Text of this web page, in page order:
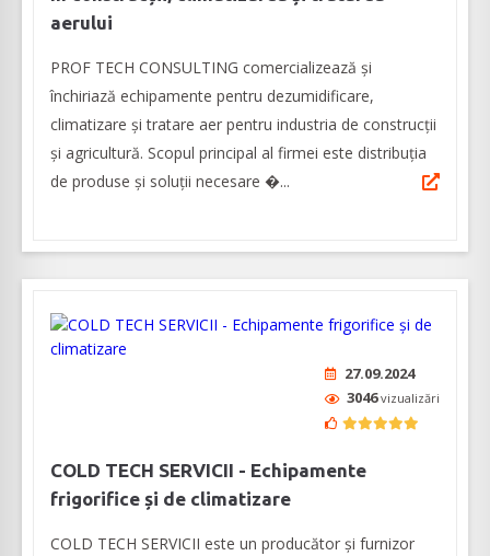
aerului
PROF TECH CONSULTING comercializează și
închiriază echipamente pentru dezumidificare,
climatizare și tratare aer pentru industria de construcții
și agricultură. Scopul principal al firmei este distribuția
de produse și soluții necesare �...
27.09.2024
3046vizualizări
COLD TECH SERVICII - Echipamente
frigorifice și de climatizare
COLD TECH SERVICII este un producător și furnizor